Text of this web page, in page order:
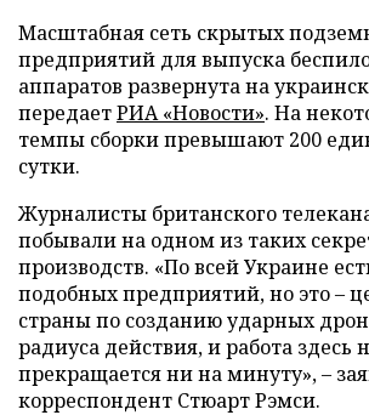
Масштабная сеть скрытых
предприятий для выпуска
аппаратов развернута на
передаетРИА «Новости». На
темпы сборки превышают 200
сутки.
Журналисты британского
побывали на одном из таких
производств. «По всей Украине
подобных предприятий, но это –
страны по созданию ударных
радиуса действия, и работа здесь
прекращается ни на минуту», –
корреспондент Стюарт Рэмси.